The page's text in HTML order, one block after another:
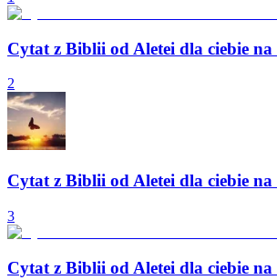
Cytat z Biblii od Aletei dla ciebie na
2
Cytat z Biblii od Aletei dla ciebie na
3
Cytat z Biblii od Aletei dla ciebie na